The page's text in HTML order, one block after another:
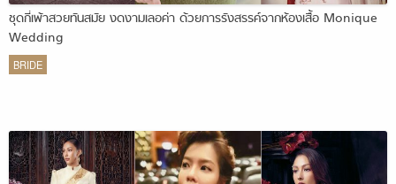
ชุดกี่เพ้าสวยทันสมัย งดงามเลอค่า ด้วยการรังสรรค์จากห้องเสื้อ Monique
Wedding
BRIDE